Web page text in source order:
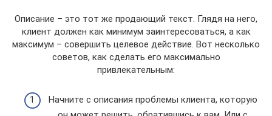
Описание – это тот же продающий текст. Глядя на него,
клиент должен как минимум заинтересоваться, а как
максимум – совершить целевое действие. Вот несколько
советов, как сделать его максимально
привлекательным:
Начните с описания проблемы клиента, которую